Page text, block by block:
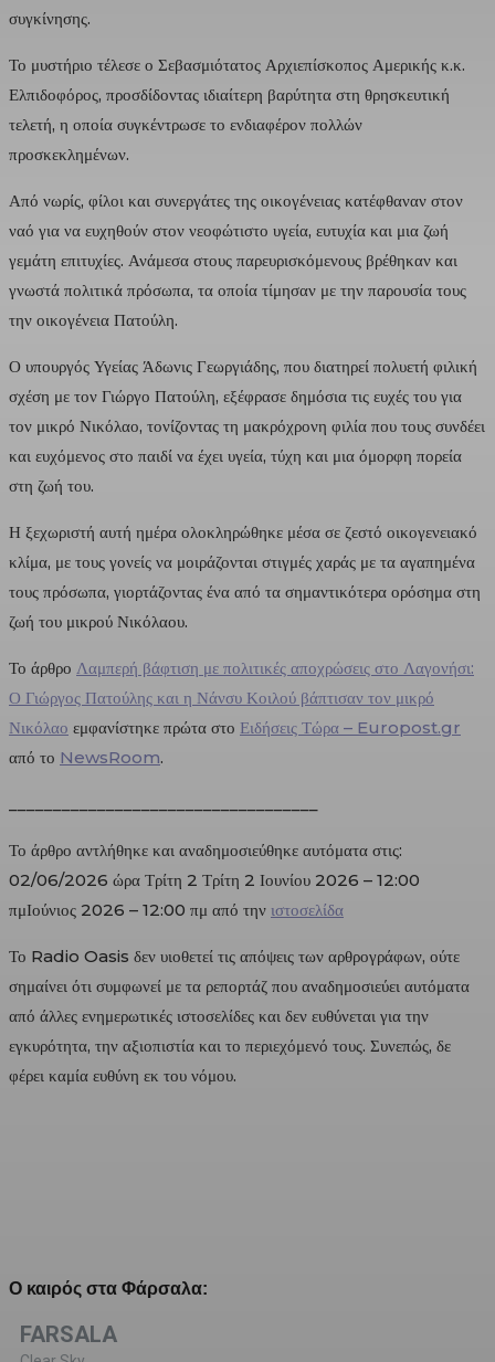
συγκίνησης.
Το μυστήριο τέλεσε ο Σεβασμιότατος Αρχιεπίσκοπος Αμερικής κ.κ.
Ελπιδοφόρος, προσδίδοντας ιδιαίτερη βαρύτητα στη θρησκευτική
τελετή, η οποία συγκέντρωσε το ενδιαφέρον πολλών
προσκεκλημένων.
Από νωρίς, φίλοι και συνεργάτες της οικογένειας κατέφθαναν στον
ναό για να ευχηθούν στον νεοφώτιστο υγεία, ευτυχία και μια ζωή
γεμάτη επιτυχίες. Ανάμεσα στους παρευρισκόμενους βρέθηκαν και
γνωστά πολιτικά πρόσωπα, τα οποία τίμησαν με την παρουσία τους
την οικογένεια Πατούλη.
Ο υπουργός Υγείας Άδωνις Γεωργιάδης, που διατηρεί πολυετή φιλική
σχέση με τον Γιώργο Πατούλη, εξέφρασε δημόσια τις ευχές του για
τον μικρό Νικόλαο, τονίζοντας τη μακρόχρονη φιλία που τους συνδέει
και ευχόμενος στο παιδί να έχει υγεία, τύχη και μια όμορφη πορεία
στη ζωή του.
Η ξεχωριστή αυτή ημέρα ολοκληρώθηκε μέσα σε ζεστό οικογενειακό
κλίμα, με τους γονείς να μοιράζονται στιγμές χαράς με τα αγαπημένα
τους πρόσωπα, γιορτάζοντας ένα από τα σημαντικότερα ορόσημα στη
ζωή του μικρού Νικόλαου.
Το άρθρο Λαμπερή βάφτιση με πολιτικές αποχρώσεις στο Λαγονήσι:
Ο Γιώργος Πατούλης και η Νάνσυ Κοιλού βάπτισαν τον μικρό
Νικόλαο εμφανίστηκε πρώτα στο Ειδήσεις Τώρα – Europost.gr
από το NewsRoom.
Το άρθρο αντλήθηκε και αναδημοσιεύθηκε αυτόματα στις:
02/06/2026 ώρα Τρίτη 2 Τρίτη 2 Ιουνίου 2026 – 12:00
πμΙούνιος 2026 – 12:00 πμ από την ιστοσελίδα
Το Radio Oasis δεν υιοθετεί τις απόψεις των αρθρογράφων, ούτε
σημαίνει ότι συμφωνεί με τα ρεπορτάζ που αναδημοσιεύει αυτόματα
από άλλες ενημερωτικές ιστοσελίδες και δεν ευθύνεται για την
εγκυρότητα, την αξιοπιστία και το περιεχόμενό τους. Συνεπώς, δε
φέρει καμία ευθύνη εκ του νόμου.
Ο καιρός στα Φάρσαλα:
FARSALA